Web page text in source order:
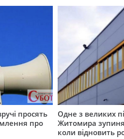
просять
про
Одне з великих
Житомира
коли відновить